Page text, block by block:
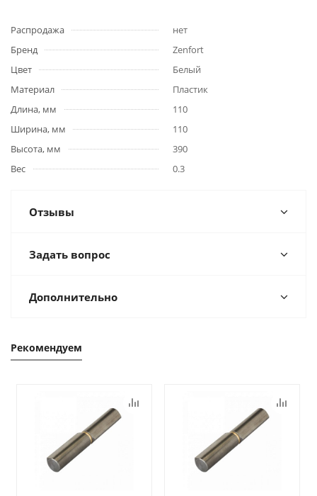
Распродажа
нет
Бренд
Zenfort
Цвет
Белый
Материал
Пластик
Длина, мм
110
Ширина, мм
110
Высота, мм
390
Вес
0.3
Отзывы
Задать вопрос
Дополнительно
Рекомендуем